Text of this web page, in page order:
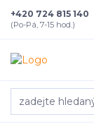
+420 724 815 140
(Po-Pá, 7-15 hod.)